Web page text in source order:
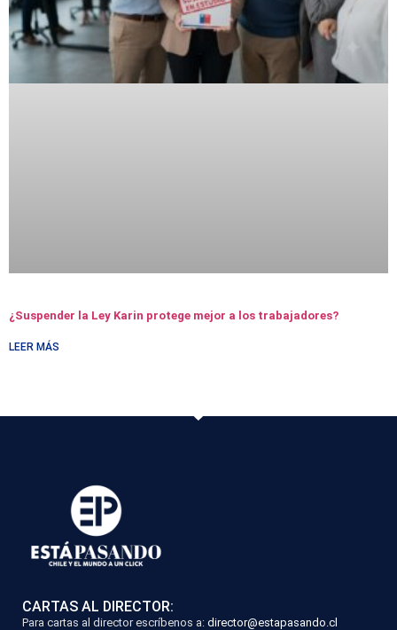
¿Suspender la Ley Karin protege mejor a los trabajadores?
LEER MÁS
CARTAS AL DIRECTOR:
Para cartas al director escríbenos a: director@estapasando.cl